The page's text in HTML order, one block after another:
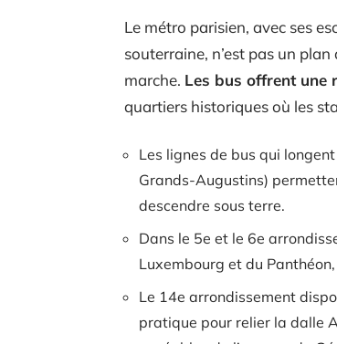
Le métro parisien, avec ses
souterraine, n’est pas un
marche. Les bus offrent une
quartiers historiques où les
Les lignes de bus qui
Grands-Augustins)
descendre sous terre.
Dans le 5e et le 6e
Luxembourg et du
Le 14e arrondissement
pratique pour relier la dalle